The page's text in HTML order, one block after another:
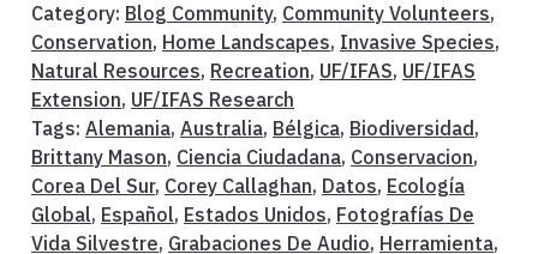
Category: Blog Community, Community Volunteers,
Conservation, Home Landscapes, Invasive Species,
Natural Resources, Recreation, UF/IFAS, UF/IFAS
Extension, UF/IFAS Research
Tags: Alemania, Australia, Bélgica, Biodiversidad ,
Brittany Mason, Ciencia Ciudadana, Conservacion,
Corea Del Sur, Corey Callaghan, Datos, Ecología
Global, Español, Estados Unidos, Fotografías De
Vida Silvestre, Grabaciones De Audio, Herramienta,